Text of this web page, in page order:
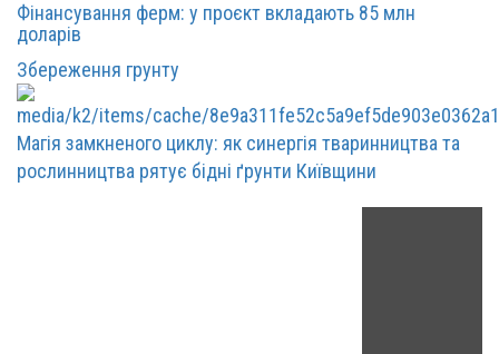
Фінансування ферм: у проєкт вкладають 85 млн
доларів
Збереження грунту
Магія замкненого циклу: як синергія тваринництва та
рослинництва рятує бідні ґрунти Київщини